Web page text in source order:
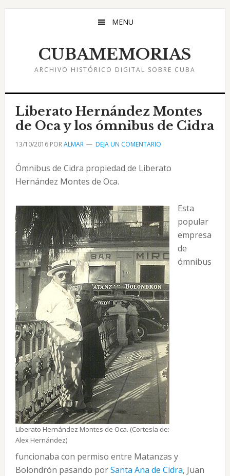
Saltar
Saltar
Saltar
MENU
CUBAMEMORIAS
ARCHIVO HISTÓRICO DIGITAL SOBRE CUBA
Liberato Hernández Montes
de Oca y los ómnibus de Cidra
13/10/2016PORALMAR DEJA UN COMENTARIO
Ómnibus de Cidra propiedad de Liberato
Hernández Montes de Oca.
Liberato Hernández Montes de Oca. (Cortesía de:
Alex Hernández)
Esta
popular
empresa
de
ómnibus
funcionaba con permiso entre Matanzas y
Bolondrón pasando porSanta Ana de Cidra, Juan